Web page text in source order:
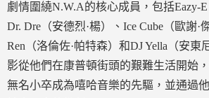
劇情圍繞N.W.A的核心成員，包括Eazy-E
Dr. Dre（安德烈·楊）、Ice Cube（歐謝·
Ren（洛倫佐·帕特森）和DJ Yella（安東
影從他們在康普頓街頭的艱難生活開始
無名小卒成為嘻哈音樂的先驅，並通過